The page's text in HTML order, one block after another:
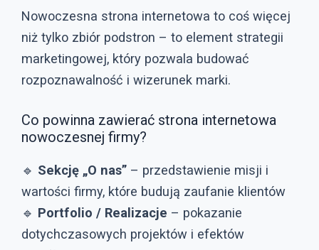
Nowoczesna strona internetowa to coś więcej
niż tylko zbiór podstron – to element strategii
marketingowej, który pozwala budować
rozpoznawalność i wizerunek marki.
Co powinna zawierać strona internetowa
nowoczesnej firmy?
🔹 Sekcję „O nas” – przedstawienie misji i
wartości firmy, które budują zaufanie klientów
🔹 Portfolio / Realizacje – pokazanie
dotychczasowych projektów i efektów